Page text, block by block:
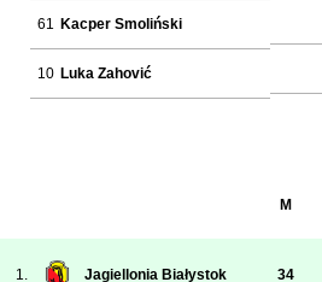
61 Kacper Smoliński
10 Luka Zahović
M
1. Jagiellonia Białystok 34